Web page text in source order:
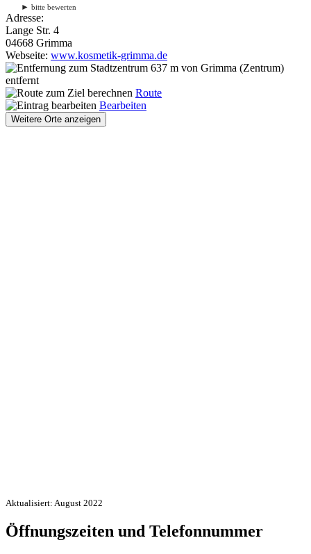
► bitte bewerten
Adresse:
Lange Str. 4
04668 Grimma
Webseite: www.kosmetik-grimma.de
637 m von Grimma (Zentrum)
entfernt
Route
Bearbeiten
Weitere Orte anzeigen
Aktualisiert: August 2022
Öffnungszeiten und Telefonnummer